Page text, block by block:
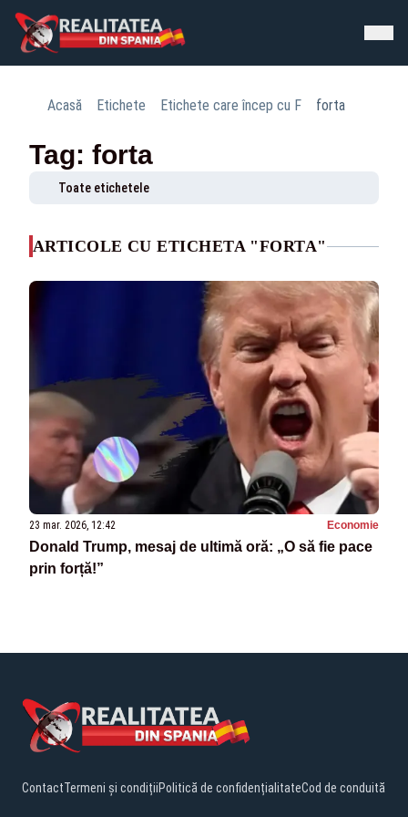
Acasă Etichete Etichete care încep cu F forta
Tag: forta
Toate etichetele
ARTICOLE CU ETICHETA "FORTA"
23 mar. 2026, 12:42 Economie
Donald Trump, mesaj de ultimă oră: „O să fie pace
prin forță!”
ContactTermeni și condițiiPolitică de confidențialitateCod de conduită